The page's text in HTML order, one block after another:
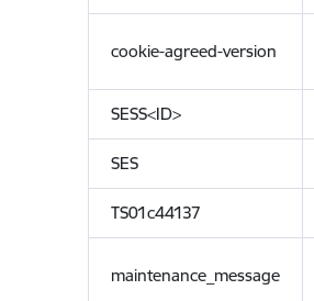
cookie-agreed-version
SESS<ID>
SES
TS01c44137
maintenance_message